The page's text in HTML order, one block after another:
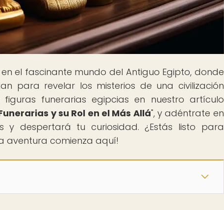
el fascinante mundo del Antiguo Egipto, donde
para revelar los misterios de una civilización
funerarias egipcias en nuestro artículo
y su Rol en el Más Allá", y adéntrate en
y despertará tu curiosidad. ¿Estás listo para
aventura comienza aquí!